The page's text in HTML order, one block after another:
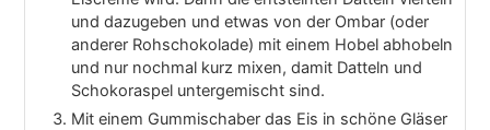
und dazugeben und etwas von der Ombar (oder
anderer Rohschokolade) mit einem Hobel abhobeln
und nur nochmal kurz mixen, damit Datteln und
Schokoraspel untergemischt sind.
Mit einem Gummischaber das Eis in schöne Gläser